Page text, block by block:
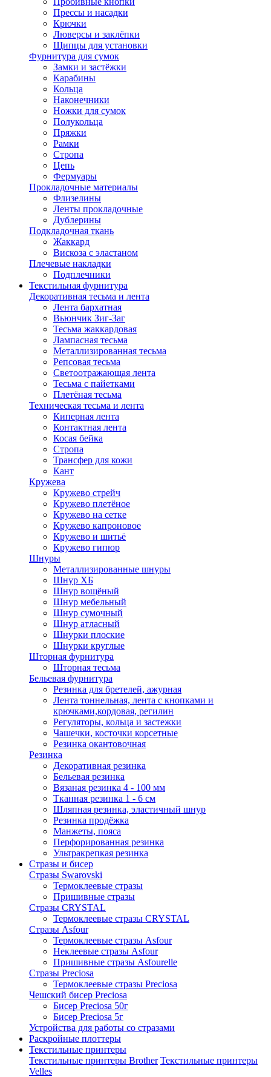
Прессы и насадки
Крючки
Люверсы и заклёпки
Щипцы для установки
Фурнитура для сумок
Замки и застёжки
Карабины
Кольца
Наконечники
Ножки для сумок
Полукольца
Пряжки
Рамки
Стропа
Цепь
Фермуары
Прокладочные материалы
Флизелины
Ленты прокладочные
Дублерины
Подкладочная ткань
Жаккард
Вискоза с эластаном
Плечевые накладки
Подплечники
Текстильная фурнитура
Декоративная тесьма и лента
Лента бархатная
Вьюнчик Зиг-Заг
Тесьма жаккардовая
Лампасная тесьма
Металлизированная тесьма
Репсовая тесьма
Светоотражающая лента
Тесьма с пайетками
Плетёная тесьма
Техническая тесьма и лента
Киперная лента
Контактная лента
Косая бейка
Стропа
Трансфер для кожи
Кант
Кружева
Кружево стрейч
Кружево плетёное
Кружево на сетке
Кружево капроновое
Кружево и шитьё
Кружево гипюр
Шнуры
Металлизированные шнуры
Шнур ХБ
Шнур вощёный
Шнур мебельный
Шнур сумочный
Шнур атласный
Шнурки плоские
Шнурки круглые
Шторная фурнитура
Шторная тесьма
Бельевая фурнитура
Резинка для бретелей, ажурная
Лента тоннельная, лента с кнопками и
крючками,кордовая, регилин
Регуляторы, кольца и застежки
Чашечки, косточки корсетные
Резинка окантовочная
Резинка
Декоративная резинка
Бельевая резинка
Вязаная резинка 4 - 100 мм
Тканная резинка 1 - 6 см
Шляпная резинка, эластичный шнур
Резинка продёжка
Манжеты, пояса
Перфорированная резинка
Ультракрепкая резинка
Стразы и бисер
Стразы Swarovski
Термоклеевые стразы
Пришивные стразы
Стразы CRYSTAL
Термоклеевые стразы CRYSTAL
Стразы Asfour
Термоклеевые стразы Asfour
Неклеевые стразы Asfour
Пришивные стразы Asfourelle
Стразы Preciosa
Термоклеевые стразы Preciosa
Чешский бисер Preciosa
Бисер Preciosa 50г
Бисер Preciosa 5г
Устройства для работы со стразами
Раскройные плоттеры
Текстильные принтеры
Текстильные принтеры Brother Текстильные принтеры
Velles